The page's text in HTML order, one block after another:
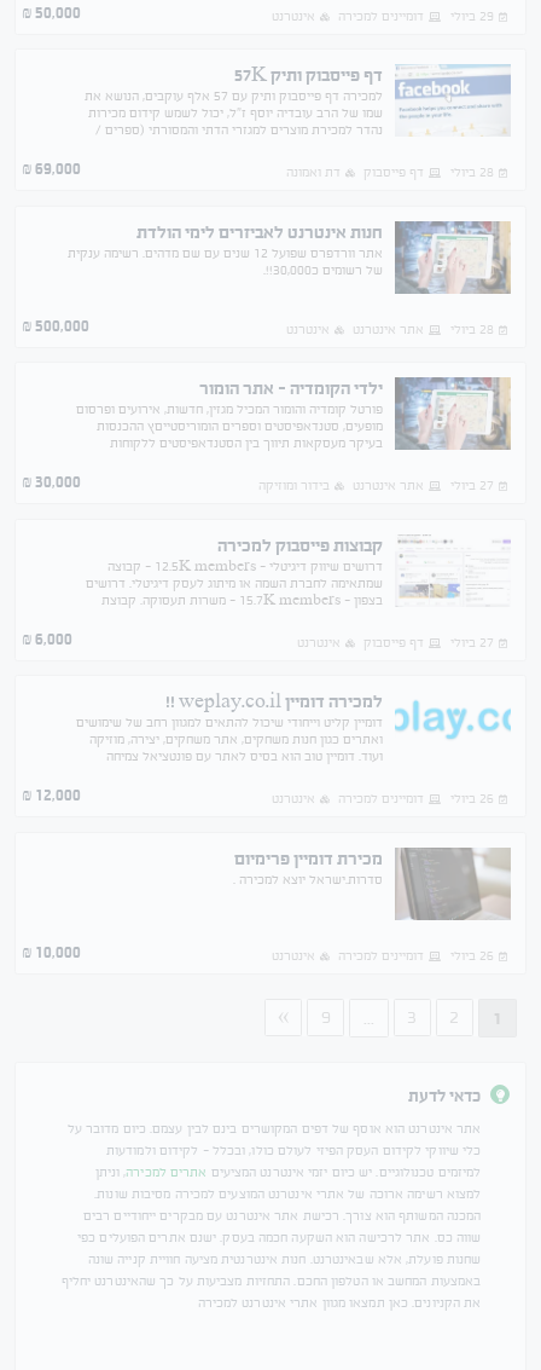
29 ביולי
דומיינים למכירה אינטרנט 50,000
₪
דף פייסבוק ותיק 57K
למכירה דף פייסבוק ותיק עם 57 אלף עוקבים, הנושא את
שמו של הרב עובדיה יוסף ז"ל, יכול לשמש קידום מכירות
נהדר למכירת מוצרים למגזרי הדתי והמסורתי (ספרים /
28 ביולי
דף פייסבוק דת ואמונה 69,000
₪
חנות אינטרנט לאביזרים לימי הולדת
אתר וורדפרס שפועל 12 שנים עם שם מדהים. רשימה ענקית
של רשומים כ30,000!!.
28 ביולי אתר אינטרנט אינטרנט 500,000
₪
ילדי הקומדיה - אתר הומור
פורטל קומדיה והומור המכיל מגזין, חדשות, אירועים ופרסום
מופעים, סטנדאפיסטים וספרים הומוריסטייםץ ההכנסות
בעיקר מעסקאות תיווך בין הסטנדאפיסטים ללקוחות
27 ביולי אתר אינטרנט בידור ומוזיקה 30,000
₪
קבוצות פייסבוק למכירה
דרושים שיווק דיגיטלי - 12.5K members - קבוצה
שמתאימה לחברת השמה או מיתוג לעסק דיגיטלי. דרושים
בצפון - 15.7K members - משרות תעסוקה. קבוצת
27 ביולי
דף פייסבוק אינטרנט 6,000
₪
למכירה דומיין weplay.co.il !!
דומיין קליט וייחודי שיכול להתאים למגוון רחב של שימושים
ואתרים כגון חנות משחקים, אתר משחקים, יצירה, מוזיקה
ועוד. דומיין טוב הוא בסיס לאתר עם פונטציאל צמיחה
26 ביולי
דומיינים למכירה אינטרנט 12,000
₪
מכירת דומיין פרימיום
סדרות.ישראל יוצא למכירה .
26 ביולי דומיינים למכירה אינטרנט 10,000
₪
1
2
3
...
9
»
כדאי לדעת
אתר אינטרנט הוא אוסף של דפים המקושרים בינם לבין עצמם. כיום מדובר על
כלי שיווקי לקידום העסק הפיזי לעולם כולו, ובכלל - לקידום ולמודעות
למיזמים טכנולוגיים. יש כיום יזמי אינטרנט המציעים אתרים למכירה , וניתן
למצוא רשימה ארוכה של אתרי אינטרנט המוצעים למכירה מסיבות שונות.
המכנה המשותף הוא צורך. רכישת אתר אינטרנט עם מבקרים ייחודיים רבים
שווה כס. אתר לרכישה הוא השקעה חכמה בעסק. ישנם אתרים הפועלים כפי
שחנות פועלת, אלא שבאינטרנט. חנות אינטרנטית מציעה חוויית קנייה שונה
באמצעות המחשב או הטלפון החכם. התחזיות מצביעות על כך שהאינטרנט יחליף
את הקניונים. כאן תמצאו מגוון אתרי אינטרנט למכירה